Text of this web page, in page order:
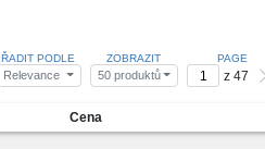
ŘADIT PODLE
Relevance
ZOBRAZIT
50 produktů
PAGE
z 47
Cena